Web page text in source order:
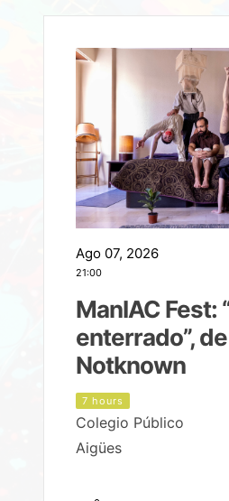
Ago 07, 2026
21:00
ManIAC Fest:
enterrado”,
Notknown
7 hours
Colegio Público
Aigües